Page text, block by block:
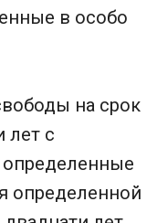
в особо
на срок
лет с
определенной